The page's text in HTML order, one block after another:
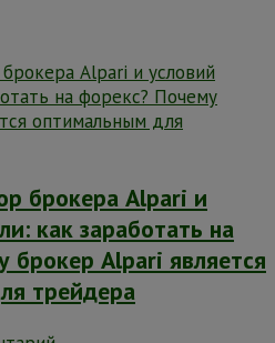
брокера Alpari и
как заработать на
брокер Alpari является
трейдера